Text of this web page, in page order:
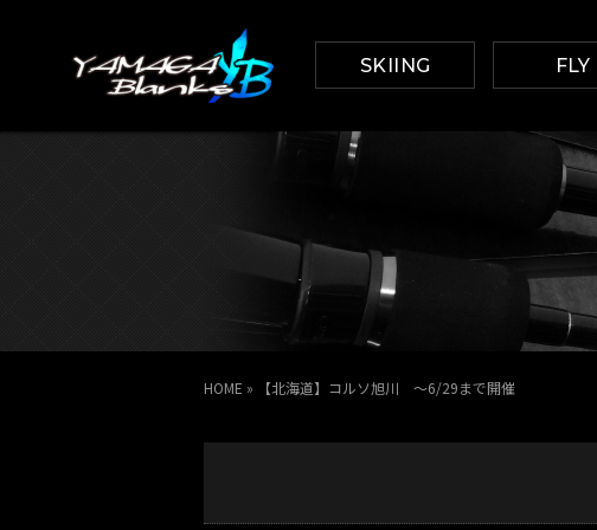
SKIING FLY
HOME » 【北海道】コルソ旭川 ～6/29まで開催